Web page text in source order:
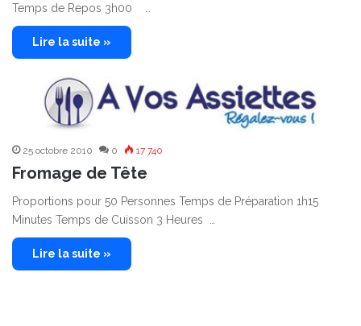
Temps de Repos 3h00 …
Lire la suite »
25 octobre 2010 0 17 740
Fromage de Tête
Proportions pour 50 Personnes Temps de Préparation 1h15
Minutes Temps de Cuisson 3 Heures …
Lire la suite »